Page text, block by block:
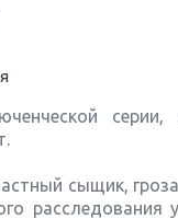
сыщик,